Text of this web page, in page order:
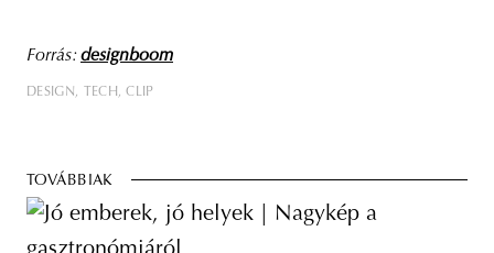
Forrás:designboom
DESIGN TECH CLIP
TOVÁBBIAK